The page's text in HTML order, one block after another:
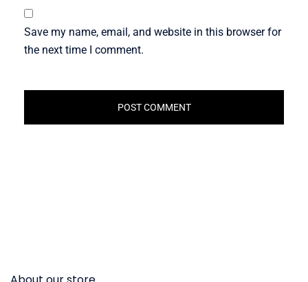
Save my name, email, and website in this browser for
the next time I comment.